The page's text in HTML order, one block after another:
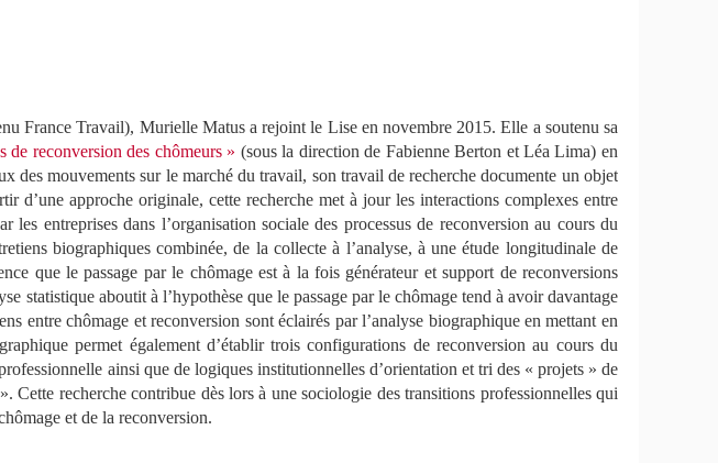
France Travail), Murielle Matus a rejoint le Lise en novembre 2015. Elle a soutenu sa
de reconversion des chômeurs » (sous la direction de Fabienne Berton et Léa Lima) en
des mouvements sur le marché du travail, son travail de recherche documente un objet
d’une approche originale, cette recherche met à jour les interactions complexes entre
entreprises dans l’organisation sociale des processus de reconversion au cours du
biographiques combinée, de la collecte à l’analyse, à une étude longitudinale de
que le passage par le chômage est à la fois générateur et support de reconversions
statistique aboutit à l’hypothèse que le passage par le chômage tend à avoir davantage
entre chômage et reconversion sont éclairés par l’analyse biographique en mettant en
permet également d’établir trois configurations de reconversion au cours du
ainsi que de logiques institutionnelles d’orientation et tri des « projets » de
Cette recherche contribue dès lors à une sociologie des transitions professionnelles qui
et de la reconversion.